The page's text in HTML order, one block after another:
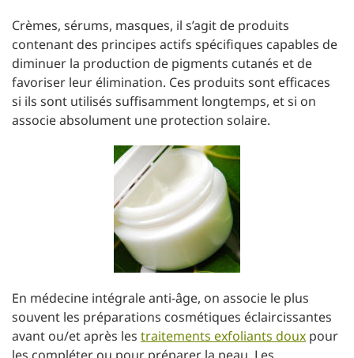
Crèmes, sérums, masques, il s’agit de produits
contenant des principes actifs spécifiques capables de
diminuer la production de pigments cutanés et de
favoriser leur élimination. Ces produits sont efficaces
si ils sont utilisés suffisamment longtemps, et si on
associe absolument une protection solaire.
En médecine intégrale anti-âge, on associe le plus
souvent les préparations cosmétiques éclaircissantes
avant ou/et après les traitements exfoliants doux pour